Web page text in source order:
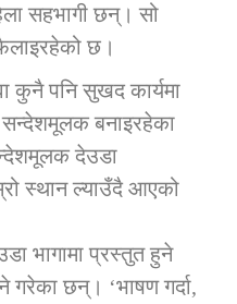
जुम्लाको सुचना
सहभागी छन्। सो
छ।
कुनै पनि सुखद कार्यमा
बनाइरहेका
देउडा
स्थान ल्याउँदै आएको
भागामा प्रस्तुत हुने
छन्। ‘भाषण गर्दा,